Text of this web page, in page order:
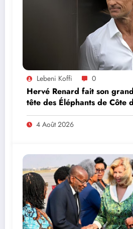
Lebeni Koffi 0
Hervé Renard fait son
tête des Éléphants de Côte
4 Août 2026